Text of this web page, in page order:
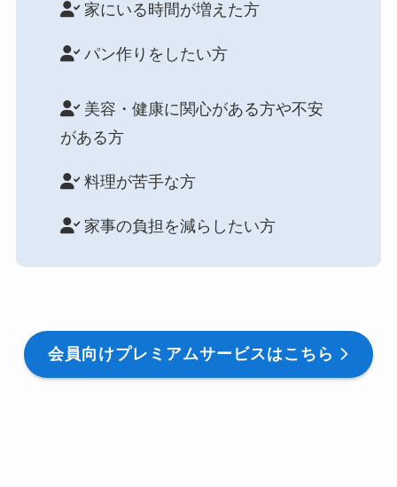
家にいる時間が増えた方
パン作りをしたい方
美容・健康に関心がある方や不安
がある方
料理が苦手な方
家事の負担を減らしたい方
会員向けプレミアムサービスはこちら